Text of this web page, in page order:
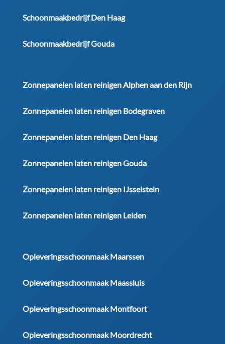
Schoonmaakbedrijf Den Haag
Schoonmaakbedrijf Gouda
Zonnepanelen laten reinigen Alphen aan den Rijn
Zonnepanelen laten reinigen Bodegraven
Zonnepanelen laten reinigen Den Haag
Zonnepanelen laten reinigen Gouda
Zonnepanelen laten reinigen IJsselstein
Zonnepanelen laten reinigen Leiden
Opleveringsschoonmaak Maarssen
Opleveringsschoonmaak Maassluis
Opleveringsschoonmaak Montfoort
Opleveringsschoonmaak Moordrecht